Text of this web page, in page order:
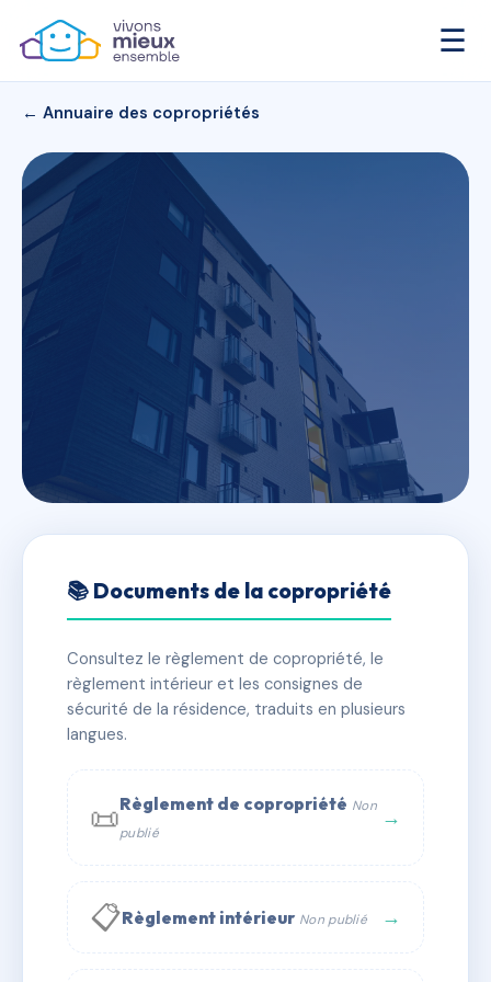
☰
← Annuaire des copropriétés
SDC 8 RUE MARIGNAN
75008 PARIS
📍 8 r de marignan 75008 Paris
✓ Immatriculée 🏠 52 lots 🏗 1 bâtiment(s)
📞 Contacter Syndic Digital 💬 WhatsApp
✉ Email
📚 Documents de la copropriété
Consultez le règlement de copropriété, le
règlement intérieur et les consignes de
sécurité de la résidence, traduits en plusieurs
langues.
📜Règlement de copropriété Non
publié
→
📋Règlement intérieur Non publié →